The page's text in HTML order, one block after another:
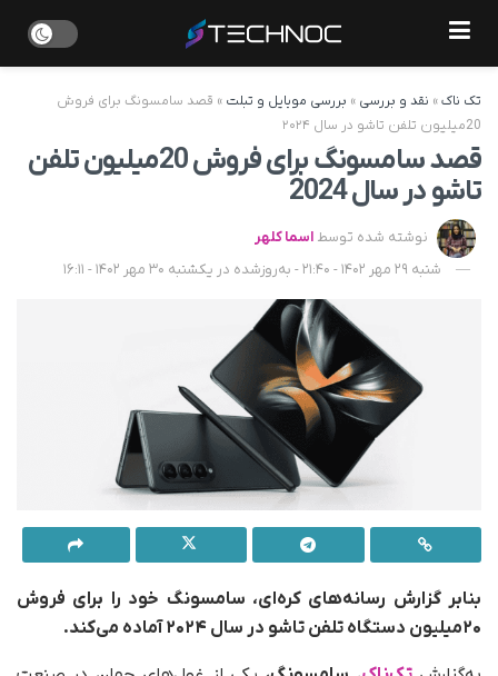
تک ناک» نقد و بررسی » بررسی موبایل و تبلت » قصد سامسونگ برای فروش
20میلیون تلفن تاشو در سال ۲۰۲۴
قصد سامسونگ برای فروش 20میلیون تلفن
تاشو در سال 2024
نوشته شده توسط اسما کلهر
شنبه 29 مهر 1402 - 21:40 - به‌روزشده در یکشنبه 30 مهر 1402 - 16:11
بنابر گزارش رسانه‌های کره‌ای، سامسونگ خود را برای فروش
۲۰میلیون دستگاه تلفن تاشو در سال ۲۰۲۴ آماده می‌کند.